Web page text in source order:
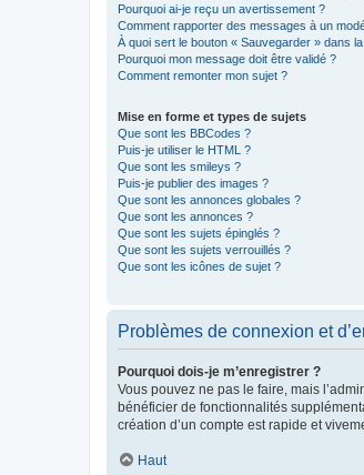
Pourquoi ai-je reçu un avertissement ?
Comment rapporter des messages à un
À quoi sert le bouton « Sauvegarder » dans
Pourquoi mon message doit être validé ?
Comment remonter mon sujet ?
Mise en forme et types de sujets
Que sont les BBCodes ?
Puis-je utiliser le HTML ?
Que sont les smileys ?
Puis-je publier des images ?
Que sont les annonces globales ?
Que sont les annonces ?
Que sont les sujets épinglés ?
Que sont les sujets verrouillés ?
Que sont les icônes de sujet ?
Problèmes de connexion et
Pourquoi dois-je m’enregistrer ?
Vous pouvez ne pas le faire, mais
bénéficier de fonctionnalités
création d’un compte est rapide et
Haut